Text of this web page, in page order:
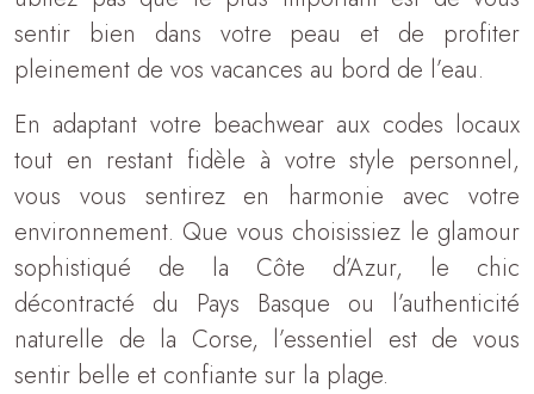
sentir bien dans votre peau et de profiter
pleinement de vos vacances au bord de l’eau.
En adaptant votre beachwear aux codes locaux
tout en restant fidèle à votre style personnel,
vous vous sentirez en harmonie avec votre
environnement. Que vous choisissiez le glamour
sophistiqué de la Côte d’Azur, le chic
décontracté du Pays Basque ou l’authenticité
naturelle de la Corse, l’essentiel est de vous
sentir belle et confiante sur la plage.